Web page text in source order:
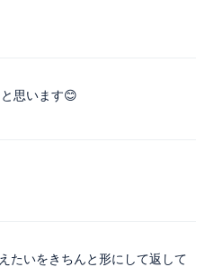
思います😊
たいをきちんと形にして返して